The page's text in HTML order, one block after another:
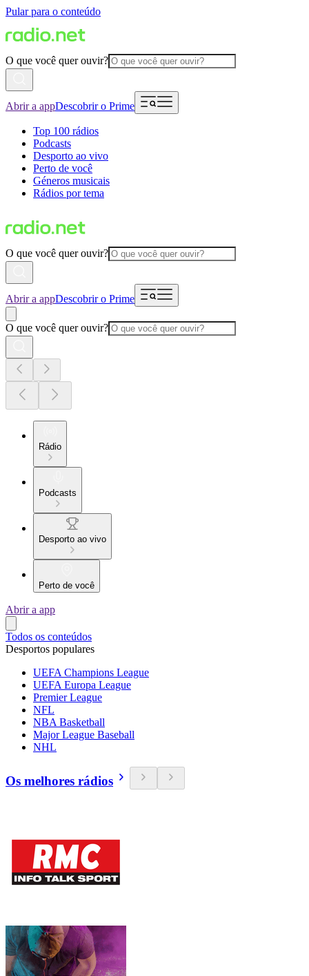
Pular para o conteúdo
O que você quer ouvir?
Abrir a appDescobrir o Prime
Top 100 rádios
Podcasts
Desporto ao vivo
Perto de você
Géneros musicais
Rádios por tema
O que você quer ouvir?
Abrir a appDescobrir o Prime
O que você quer ouvir?
Rádio
Podcasts
Desporto ao vivo
Perto de você
Abrir a app
Todos os conteúdos
Desportos populares
UEFA Champions League
UEFA Europa League
Premier League
NFL
NBA Basketball
Major League Baseball
NHL
Os melhores rádios